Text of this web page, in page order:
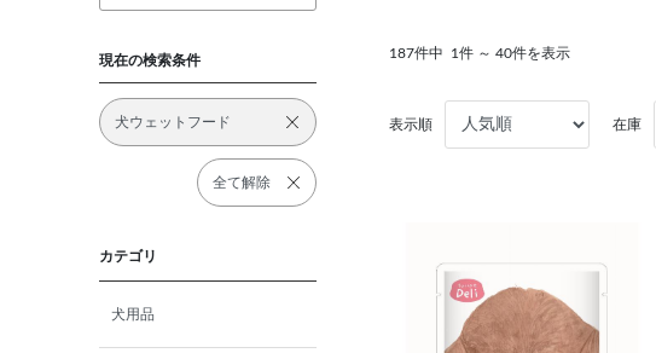
現在の検索条件
犬ウェットフード
全て解除
カテゴリ
犬用品
187件中 1件 ～ 40件を表示
表示順 在庫